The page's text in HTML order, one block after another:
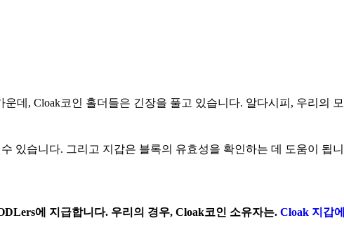
데, Cloak코인 홀더들은 긴장을 풀고 있습니다. 알다시피, 우리의 모
있습니다. 그리고 지갑은 블록의 유효성을 확인하는 데 도움이 됩
에 지급합니다. 우리의 경우, Cloak코인 소유자는. Cloak 지갑